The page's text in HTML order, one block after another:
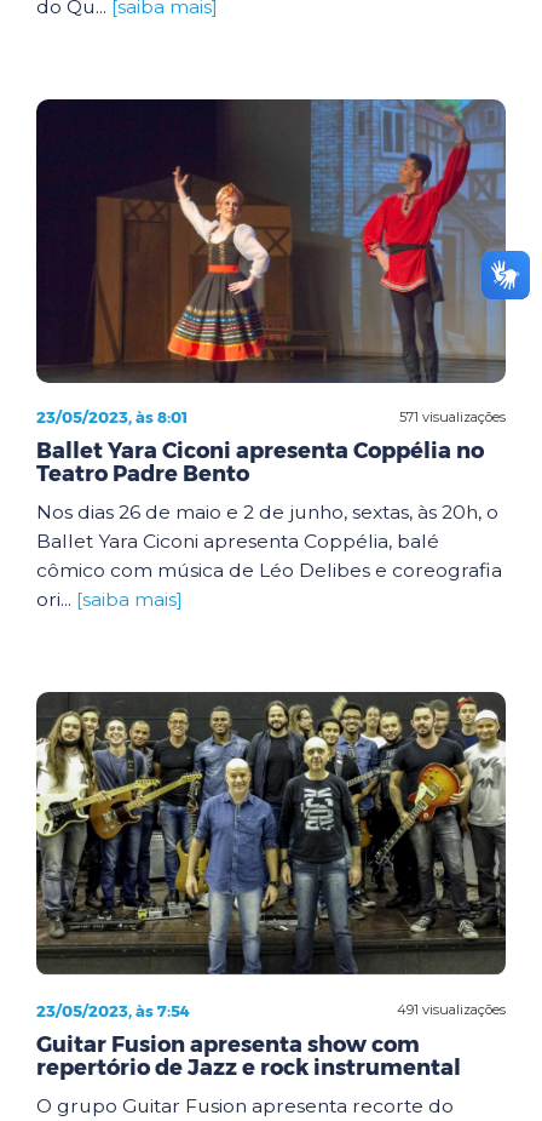
do Qu... [saiba mais]
571 visualizações
23/05/2023, às 8:01
Ballet Yara Ciconi apresenta Coppélia no
Teatro Padre Bento
Nos dias 26 de maio e 2 de junho, sextas, às 20h, o
Ballet Yara Ciconi apresenta Coppélia, balé
cômico com música de Léo Delibes e coreografia
ori... [saiba mais]
491 visualizações
23/05/2023, às 7:54
Guitar Fusion apresenta show com
repertório de Jazz e rock instrumental
O grupo Guitar Fusion apresenta recorte do